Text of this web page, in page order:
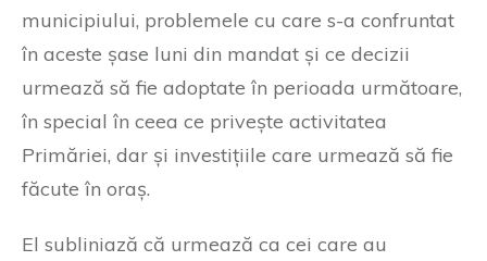
municipiului, problemele cu care s-a confruntat
în aceste șase luni din mandat și ce decizii
urmează să fie adoptate în perioada următoare,
în special în ceea ce privește activitatea
Primăriei, dar și investițiile care urmează să fie
făcute în oraș.
El subliniază că urmează ca cei care au